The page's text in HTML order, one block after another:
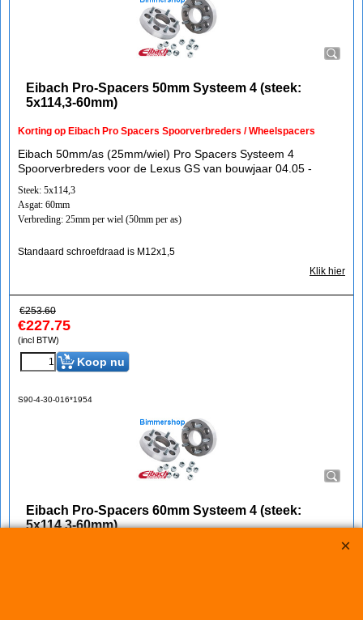
Eibach Pro-Spacers 50mm Systeem 4 (steek:
5x114,3-60mm)
Korting op Eibach Pro Spacers Spoorverbreders / Wheelspacers
Eibach 50mm/as (25mm/wiel) Pro Spacers Systeem 4
Spoorverbreders voor de Lexus GS van bouwjaar 04.05 -
Steek: 5x114,3
Asgat: 60mm
Verbreding: 25mm per wiel (50mm per as)
Standaard schroefdraad is M12x1,5
Klik hier
€253.60
€227.75
(incl BTW)
Koop nu
S90-4-30-016*1954
Eibach Pro-Spacers 60mm Systeem 4 (steek:
5x114,3-60mm)